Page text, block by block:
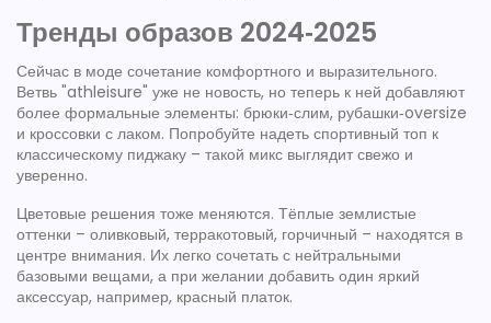
Тренды образов 2024‑2025
Сейчас в моде сочетание комфортного и выразительного.
Ветвь "athleisure" уже не новость, но теперь к ней добавляют
более формальные элементы: брюки‑слим, рубашки‑oversize
и кроссовки с лаком. Попробуйте надеть спортивный топ к
классическому пиджаку – такой микс выглядит свежо и
уверенно.
Цветовые решения тоже меняются. Тёплые землистые
оттенки – оливковый, терракотовый, горчичный – находятся в
центре внимания. Их легко сочетать с нейтральными
базовыми вещами, а при желании добавить один яркий
аксессуар, например, красный платок.